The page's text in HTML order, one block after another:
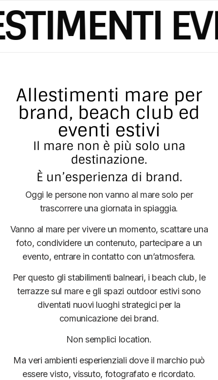
EVENTI
Allestimenti mare per
brand, beach club ed
eventi estivi
Il mare non è più solo una
destinazione.
È un’esperienza di brand.
Oggi le persone non vanno al mare solo per
trascorrere una giornata in spiaggia.
Vanno al mare per vivere un momento, scattare una
foto, condividere un contenuto, partecipare a un
evento, entrare in contatto con un’atmosfera.
Per questo gli stabilimenti balneari, i beach club, le
terrazze sul mare e gli spazi outdoor estivi sono
diventati nuovi luoghi strategici per la
comunicazione dei brand.
Non semplici location.
Ma veri ambienti esperienziali dove il marchio può
essere visto, vissuto, fotografato e ricordato.